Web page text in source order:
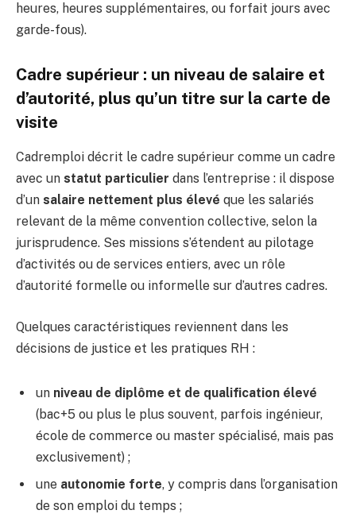
heures, heures supplémentaires, ou forfait jours avec
garde-fous).
Cadre supérieur : un niveau de salaire et
d’autorité, plus qu’un titre sur la carte de
visite
Cadremploi décrit le cadre supérieur comme un cadre
avec un statut particulier dans l’entreprise : il dispose
d’un salaire nettement plus élevé que les salariés
relevant de la même convention collective, selon la
jurisprudence. Ses missions s’étendent au pilotage
d’activités ou de services entiers, avec un rôle
d’autorité formelle ou informelle sur d’autres cadres.
Quelques caractéristiques reviennent dans les
décisions de justice et les pratiques RH :
un niveau de diplôme et de qualification élevé
(bac+5 ou plus le plus souvent, parfois ingénieur,
école de commerce ou master spécialisé, mais pas
exclusivement) ;
une autonomie forte, y compris dans l’organisation
de son emploi du temps ;